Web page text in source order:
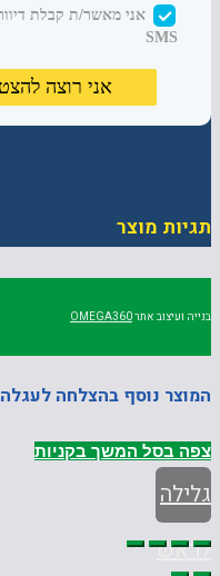
תגיות מוצר
בנייה ועיצוב אתרOMEGA360
המוצר נוסף בהצלחה לעגלה
צפה בסל המשך בקניות
גלילה
לראש